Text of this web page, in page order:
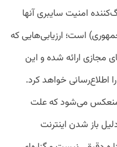
امنیت سایبری آنها
است؛ ارزیابی‌هایی که
مجازی ارائه شده و این
خواهد کرد.
منعکس می‌شود که علت
باز شدن اینترنت